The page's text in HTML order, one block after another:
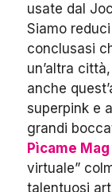
usate dal
Siamo
conclusasi
un’altra
anche
superpink e
grandi
Pìcame Mag
virtuale”
talentuosi